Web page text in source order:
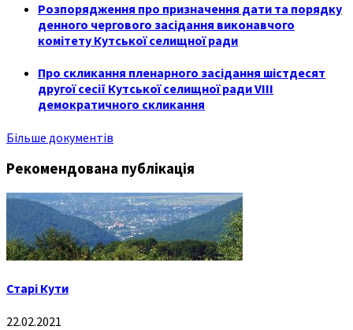
Розпорядження про призначення дати та порядку
денного чергового засідання виконавчого
комітету Кутської селищної ради
Про скликання пленарного засідання шістдесят
другої сесії Кутської селищної ради VIII
демократичного скликання
Більше документів
Рекомендована публікація
Старі Кути
22.02.2021